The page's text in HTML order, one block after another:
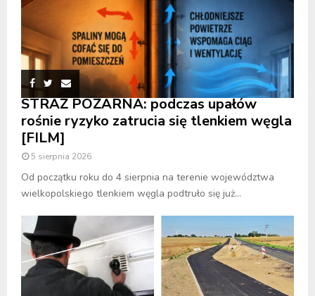
STRAŻ POŻARNA: podczas upałów
rośnie ryzyko zatrucia się tlenkiem węgla
[FILM]
5 sierpnia 2026
Od początku roku do 4 sierpnia na terenie województwa
wielkopolskiego tlenkiem węgla podtruło się już...